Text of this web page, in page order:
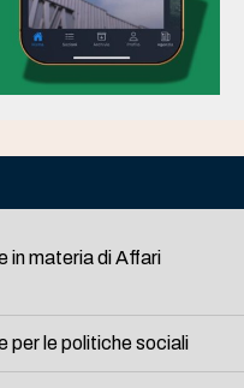
in materia di Affari
per le politiche sociali